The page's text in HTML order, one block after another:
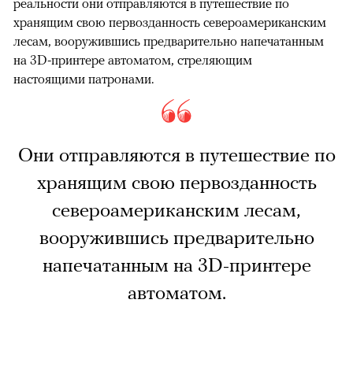
реальности они отправляются в путешествие по
хранящим свою первозданность североамериканским
лесам, вооружившись предварительно напечатанным
на 3D-принтере автоматом, стреляющим
настоящими патронами.
Они отправляются в путешествие по
хранящим свою первозданность
североамериканским лесам,
вооружившись предварительно
напечатанным на 3D-принтере
автоматом.